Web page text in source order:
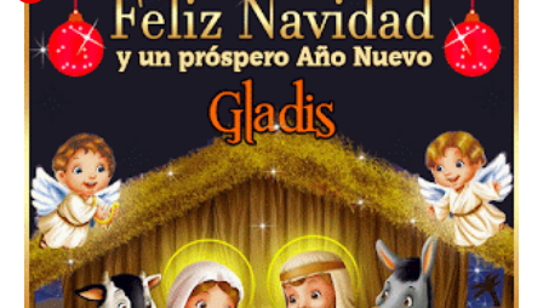
Feliz Navidad y próspero Año Nuevo Edmunda